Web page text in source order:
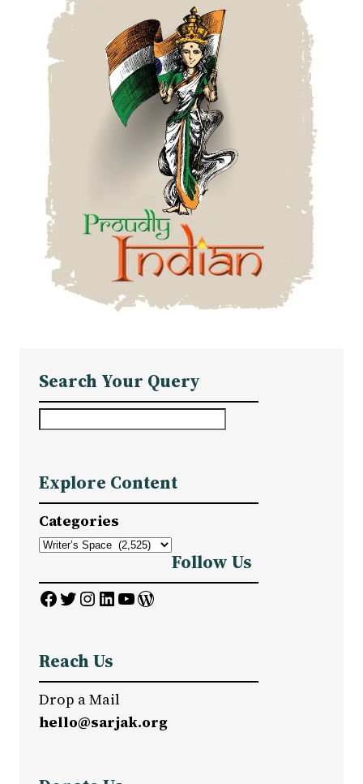
Search Your Query
r
c
h
Explore Content
Categories
Follow Us
Facebook Twitter InstagramLinkedIn YouTube WordPress
Reach Us
Drop a Mail
hello@sarjak.org